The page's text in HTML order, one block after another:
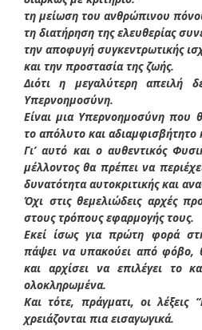
τη μείωση του ανθρώπινου
τη διατήρηση της ελευθερίας
την αποφυγή συγκεντρωτικής
και την προστασία της ζωής.
Διότι η μεγαλύτερη απειλή
Υπερνοημοσύνη.
Είναι μια Υπερνοημοσύνη που
το απόλυτο και αδιαμφισβήτητο
Γι’ αυτό και ο αυθεντικός
μέλλοντος θα πρέπει να
δυνατότητα αυτοκριτικής και
Όχι στις θεμελιώδεις αρχές
στους τρόπους εφαρμογής τους.
Εκεί ίσως για πρώτη φορά
πάψει να υπακούει από φόβο,
και αρχίσει να επιλέγει το
ολοκληρωμένα.
Και τότε, πράγματι, οι λέξεις
χρειάζονται πια εισαγωγικά.